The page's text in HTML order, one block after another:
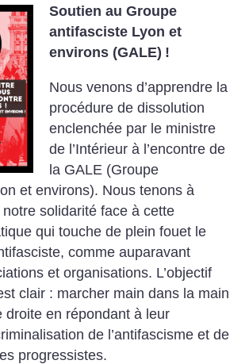
Soutien au Groupe
antifasciste Lyon et
environs (GALE) !
Nous venons d’apprendre la
procédure de dissolution
enclenchée par le ministre
de l’Intérieur à l’encontre de
la GALE (Groupe
et environs). Nous tenons à
solidarité face à cette
qui touche de plein fouet le
comme auparavant
et organisations. L’objectif
clair : marcher main dans la main
droite en répondant à leur
de l’antifascisme et de
progressistes.